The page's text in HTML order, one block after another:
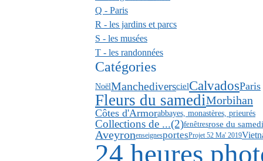
Q - Paris
R - les jardins et parcs
S - les musées
T - les randonnées
Catégories
NoëlManchediverscielCalvadosParis
Fleurs du samediMorbihan
Côtes d'Armorabbayes, monastères, prieurés
Collections de ...(2)fenêtresrose du samedi
AveyronenseignesportesProjet 52 Ma' 2019
24 heures